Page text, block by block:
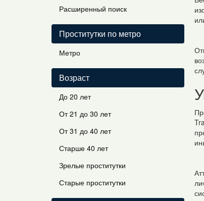
Расширенный поиск
Проститутки по метро
Метро
Возраст
До 20 лет
От 21 до 30 лет
От 31 до 40 лет
Старше 40 лет
Зрелые проститутки
Старые проститутки